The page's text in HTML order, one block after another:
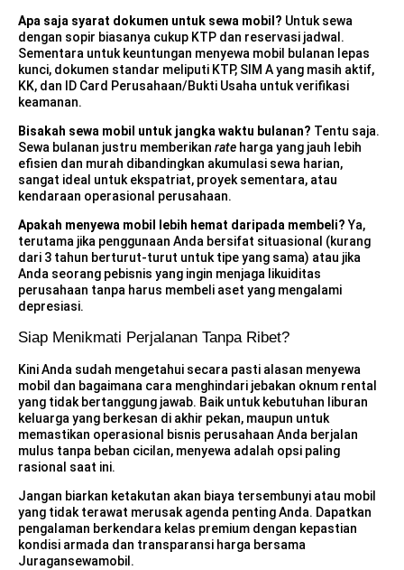
Apa saja syarat dokumen untuk sewa mobil? Untuk sewa
dengan sopir biasanya cukup KTP dan reservasi jadwal.
Sementara untuk keuntungan menyewa mobil bulanan lepas
kunci, dokumen standar meliputi KTP, SIM A yang masih aktif,
KK, dan ID Card Perusahaan/Bukti Usaha untuk verifikasi
keamanan.
Bisakah sewa mobil untuk jangka waktu bulanan? Tentu saja.
Sewa bulanan justru memberikan rate harga yang jauh lebih
efisien dan murah dibandingkan akumulasi sewa harian,
sangat ideal untuk ekspatriat, proyek sementara, atau
kendaraan operasional perusahaan.
Apakah menyewa mobil lebih hemat daripada membeli?Ya,
terutama jika penggunaan Anda bersifat situasional (kurang
dari 3 tahun berturut-turut untuk tipe yang sama) atau jika
Anda seorang pebisnis yang ingin menjaga likuiditas
perusahaan tanpa harus membeli aset yang mengalami
depresiasi.
Siap Menikmati Perjalanan Tanpa Ribet?
Kini Anda sudah mengetahui secara pasti alasan menyewa
mobil dan bagaimana cara menghindari jebakan oknum rental
yang tidak bertanggung jawab. Baik untuk kebutuhan liburan
keluarga yang berkesan di akhir pekan, maupun untuk
memastikan operasional bisnis perusahaan Anda berjalan
mulus tanpa beban cicilan, menyewa adalah opsi paling
rasional saat ini.
Jangan biarkan ketakutan akan biaya tersembunyi atau mobil
yang tidak terawat merusak agenda penting Anda. Dapatkan
pengalaman berkendara kelas premium dengan kepastian
kondisi armada dan transparansi harga bersama
Juragansewamobil.